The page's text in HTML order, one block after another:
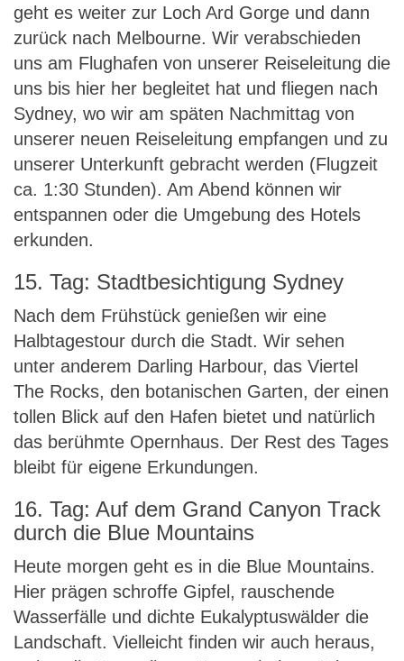
geht es weiter zur Loch Ard Gorge und dann
zurück nach Melbourne. Wir verabschieden
uns am Flughafen von unserer Reiseleitung die
uns bis hier her begleitet hat und fliegen nach
Sydney, wo wir am späten Nachmittag von
unserer neuen Reiseleitung empfangen und zu
unserer Unterkunft gebracht werden (Flugzeit
ca. 1:30 Stunden). Am Abend können wir
entspannen oder die Umgebung des Hotels
erkunden.
15. Tag: Stadtbesichtigung Sydney
Nach dem Frühstück genießen wir eine
Halbtagestour durch die Stadt. Wir sehen
unter anderem Darling Harbour, das Viertel
The Rocks, den botanischen Garten, der einen
tollen Blick auf den Hafen bietet und natürlich
das berühmte Opernhaus. Der Rest des Tages
bleibt für eigene Erkundungen.
16. Tag: Auf dem Grand Canyon Track
durch die Blue Mountains
Heute morgen geht es in die Blue Mountains.
Hier prägen schroffe Gipfel, rauschende
Wasserfälle und dichte Eukalyptuswälder die
Landschaft. Vielleicht finden wir auch heraus,